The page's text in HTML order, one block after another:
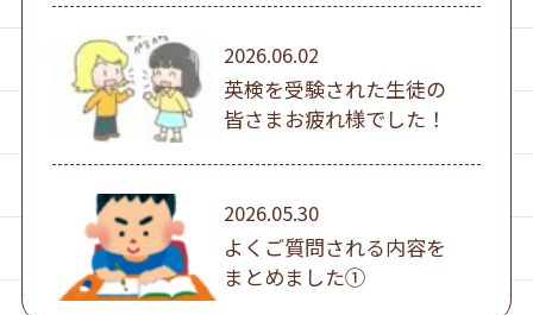
2026.06.02
英検を受験された生徒の
皆さまお疲れ様でした！
2026.05.30
よくご質問される内容を
まとめました①